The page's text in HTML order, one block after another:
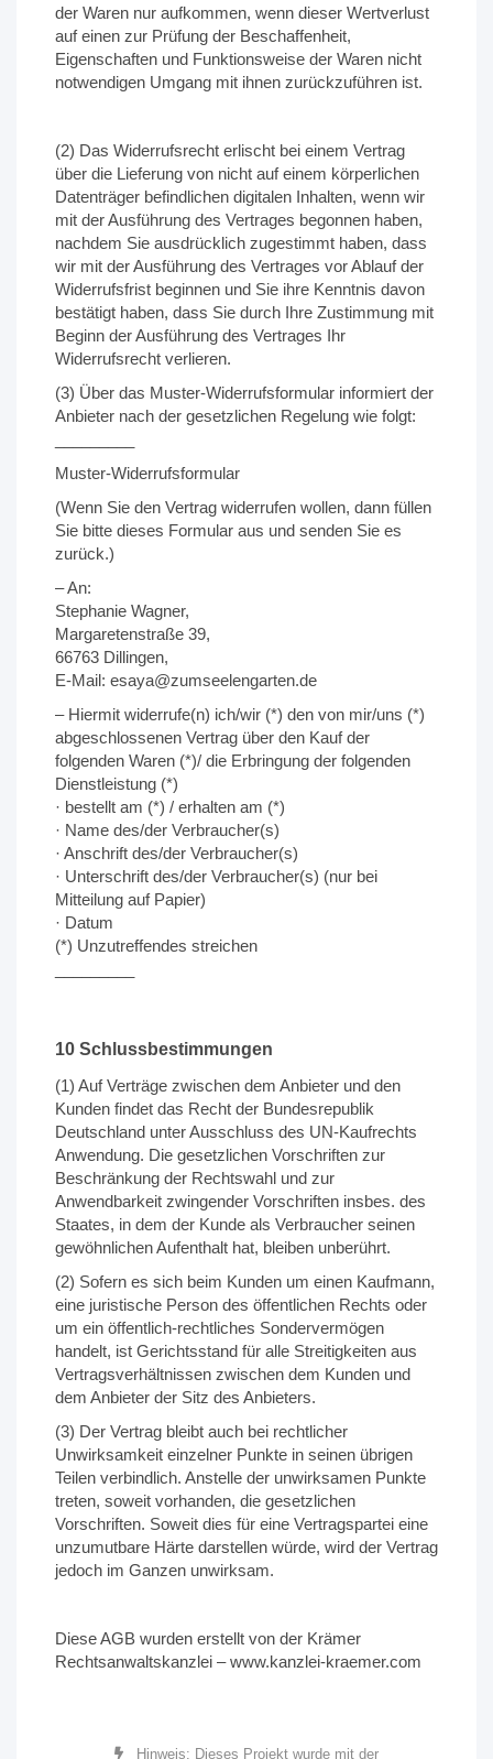
der Waren nur aufkommen, wenn dieser Wertverlust
auf einen zur Prüfung der Beschaffenheit,
Eigenschaften und Funktionsweise der Waren nicht
notwendigen Umgang mit ihnen zurückzuführen ist.
(2) Das Widerrufsrecht erlischt bei einem Vertrag
über die Lieferung von nicht auf einem körperlichen
Datenträger befindlichen digitalen Inhalten, wenn wir
mit der Ausführung des Vertrages begonnen haben,
nachdem Sie ausdrücklich zugestimmt haben, dass
wir mit der Ausführung des Vertrages vor Ablauf der
Widerrufsfrist beginnen und Sie ihre Kenntnis davon
bestätigt haben, dass Sie durch Ihre Zustimmung mit
Beginn der Ausführung des Vertrages Ihr
Widerrufsrecht verlieren.
(3) Über das Muster-Widerrufsformular informiert der
Anbieter nach der gesetzlichen Regelung wie folgt:
Muster-Widerrufsformular
(Wenn Sie den Vertrag widerrufen wollen, dann füllen
Sie bitte dieses Formular aus und senden Sie es
zurück.)
– An:
Stephanie Wagner,
Margaretenstraße 39,
66763 Dillingen,
E-Mail: esaya@zumseelengarten.de
– Hiermit widerrufe(n) ich/wir (*) den von mir/uns (*)
abgeschlossenen Vertrag über den Kauf der
folgenden Waren (*)/ die Erbringung der folgenden
Dienstleistung (*)
· bestellt am (*) / erhalten am (*)
· Name des/der Verbraucher(s)
· Anschrift des/der Verbraucher(s)
· Unterschrift des/der Verbraucher(s) (nur bei
Mitteilung auf Papier)
· Datum
(*) Unzutreffendes streichen
10 Schlussbestimmungen
(1) Auf Verträge zwischen dem Anbieter und den
Kunden findet das Recht der Bundesrepublik
Deutschland unter Ausschluss des UN-Kaufrechts
Anwendung. Die gesetzlichen Vorschriften zur
Beschränkung der Rechtswahl und zur
Anwendbarkeit zwingender Vorschriften insbes. des
Staates, in dem der Kunde als Verbraucher seinen
gewöhnlichen Aufenthalt hat, bleiben unberührt.
(2) Sofern es sich beim Kunden um einen Kaufmann,
eine juristische Person des öffentlichen Rechts oder
um ein öffentlich-rechtliches Sondervermögen
handelt, ist Gerichtsstand für alle Streitigkeiten aus
Vertragsverhältnissen zwischen dem Kunden und
dem Anbieter der Sitz des Anbieters.
(3) Der Vertrag bleibt auch bei rechtlicher
Unwirksamkeit einzelner Punkte in seinen übrigen
Teilen verbindlich. Anstelle der unwirksamen Punkte
treten, soweit vorhanden, die gesetzlichen
Vorschriften. Soweit dies für eine Vertragspartei eine
unzumutbare Härte darstellen würde, wird der Vertrag
jedoch im Ganzen unwirksam.
Diese AGB wurden erstellt von der Krämer
Rechtsanwaltskanzlei –www.kanzlei-kraemer.com
Hinweis: Dieses Projekt wurde mit der